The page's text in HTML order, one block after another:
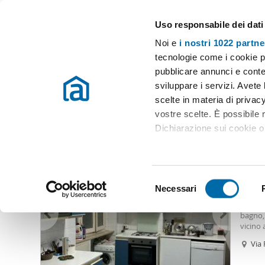
Uso responsabile dei dati
Noi e i nostri 1022
tecnologie come i cookie
pubblicare annunci e
sviluppare i servizi.
scelte in materia di
vostre scelte. È possibile
Dichiarazione sui cookie
Identificare il tuo
(impronte digitali).
Approfondisci come
dettagli. Puoi modificare
Utilizziamo i cookie per
e
e
z
Necessari
Case e appartamenti in affitto in tutta Italia
Scegli la zona
Affitto Roma Appartamenti Affitto Roma Affitto piano
Affitto piano terra salario Roma (63 immobili)
vicino
Via